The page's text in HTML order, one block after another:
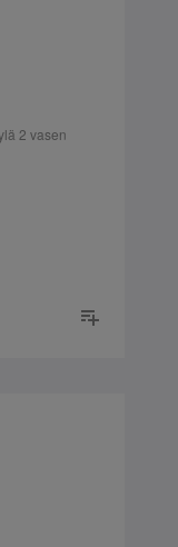
2 vasen